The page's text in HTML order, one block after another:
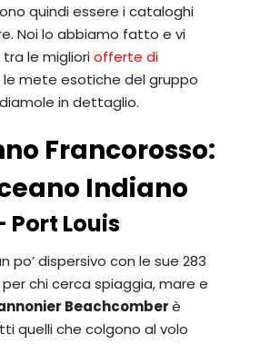
quindi essere i cataloghi
Noi lo abbiamo fatto e vi
le miglioriofferte di
le mete esotiche del gruppo
in dettaglio.
Francorosso:
Indiano
Port Louis
po’ dispersivo con le sue 283
chi cerca spiaggia, mare e
Beachcomberè
quelli che colgono al volo